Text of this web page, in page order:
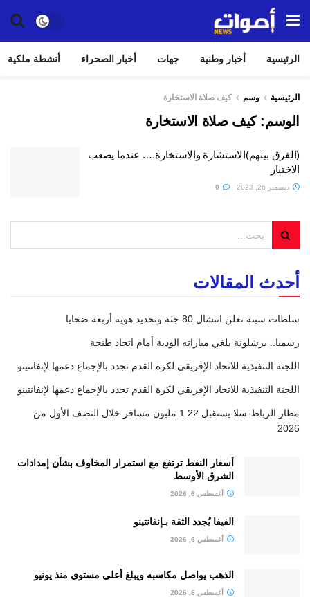
الرئيسية أخبار وطنية جهات أخبار الصحراء أنشطة ملكية
الرئيسية وسم كيف صلاة الاستخارة
الوسم:كيف صلاة الاستخارة
(الفرق بينهم)الاستشارة والاستخارة…. عندما يصعب
الاختيار
ديسمبر 26, 2023
أحدث المقالات
سلطات سبتة تعلن انتشال 80 جثة وتحديد هوية أربعة ضحايا
رسميا.. برشلونة يلغي مباراته الودية أمام اتحاد طنجة
اللجنة التنفيذية للاتحاد الإفريقي لكرة القدم تجدد بالإجماع دعمها لإنفانتينو
اللجنة التنفيذية للاتحاد الإفريقي لكرة القدم تجدد بالإجماع دعمها لإنفانتينو
مطار الرباط-سلا يستقبل 1.22 مليون مسافر خلال النصف الأول من
2026
أسعار النفط ترتفع مع استمرار المخاوف بشأن إمدادات
الشرق الأوسط
أغسطس 6, 2026
الفيفا يُجدد الثقة بـإنفانتينو
أغسطس 6, 2026
الذهب يواصل مكاسبه ويبلغ أعلى مستوى منذ يونيو
أغسطس 6, 2026